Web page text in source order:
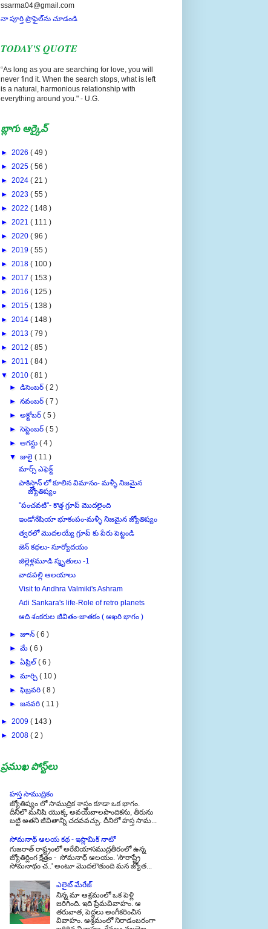
నా పూర్తి ప్రొఫైల్‌ను చూడండి
never find it. When the search stops, what is left
is a natural, harmonious relationship with
everything around you." - U.G.
► 2025 ( 56 )
► 2024 ( 21 )
► 2023 ( 55 )
► 2022 ( 148 )
► 2021 ( 111 )
► 2020 ( 96 )
► 2019 ( 55 )
► 2018 ( 100 )
► 2017 ( 153 )
► 2016 ( 125 )
► 2015 ( 138 )
► 2014 ( 148 )
► 2013 ( 79 )
► 2012 ( 85 )
► 2011 ( 84 )
▼ 2010 ( 81 )
►డిసెంబర్( 2 )
►నవంబర్( 7 )
►అక్టోబర్( 5 )
►సెప్టెంబర్ ( 5 )
►ఆగస్టు( 4 )
▼జులై( 11 )
మార్స్ ఎఫెక్ట్
పాకిస్తాన్ లో కూలిన విమానం- మళ్ళీ నిజమైన
జ్యోతిష్యం
"పంచవటి"- కొత్త గ్రూప్ మొదలైంది
ఇండోనేషియా భూకంపం-మళ్ళీ నిజమైన జ్యోతిష్యం
త్వరలో మొదలయ్యే గ్రూప్ కు పేరు పెట్టండి
జెన్ కధలు- సూర్యోదయం
జిల్లెళ్లమూడి స్మృతులు -1
వాడపల్లి ఆలయాలు
Visit to Andhra Valmiki's Ashram
Adi Sankara's life-Role of retro planets
ఆది శంకరుల జీవితం-జాతకం ( ఆఖరి భాగం )
►మే( 6 )
►ఏప్రిల్ ( 6 )
►మార్చి( 10 )
►ఫిబ్రవరి ( 8 )
►జనవరి ( 11 )
( 143 )
► 2008 ( 2 )
జ్యోతిష్యం లో సాముద్రిక శాస్త్రం కూడా ఒక భాగం.
దీనిలొ మనిషి యొక్క అవయవాలపొందికను, తీరును
బట్టి అతని జీవితాన్ని చదవవచ్చు. దీనిలో హస్త సామ...
సోమనాథ్ ఆలయ కథ - ఇస్లామిక్ నాటో
గుజరాత్ రాష్ట్రంలో అరేబియాసముద్రతీరంలో ఉన్న
జ్యోతిర్లింగ క్షేత్రం - సోమనాధ్ ఆలయం. 'సౌరాష్ట్రే
సోమనాథం చ..' అంటూ మొదలౌతుంది మన జ్యోత...
నిన్న మా ఆశ్రమంలో ఒక పెళ్లి
జరిగింది. ఇది ప్రేమవివాహం. ఆ
తరువాత, పెద్దలు అంగీకరించిన
వివాహం. ఆశ్రమంలో నిరాడంబరంగా
జరిగిన వివాహం. కేవలం నలభైఅ...